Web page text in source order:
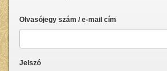
Olvasójegy szám / e-mail cím
Jelszó